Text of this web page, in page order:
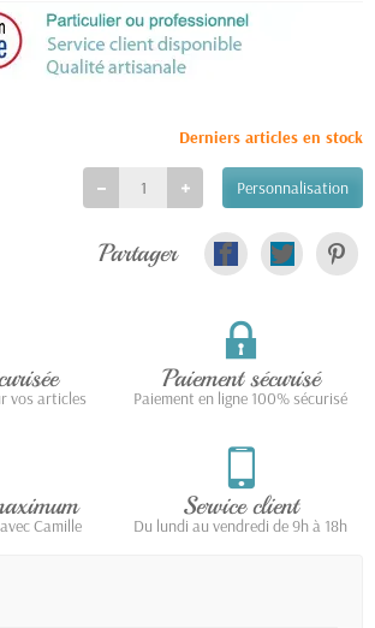
Derniers articles en stock
Personnalisation
Partager
vos articles
Paiement sécurisé
Paiement en ligne 100% sécurisé
Camille
Service client
Du lundi au vendredi de 9h à 18h